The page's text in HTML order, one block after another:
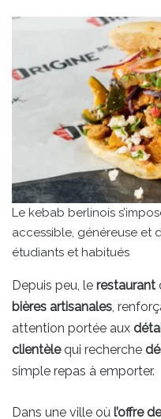
Le kebab berlinois
accessible, généreuse et
étudiants et habitués
Depuis peu, le restaurant
bières artisanales,
attention portée aux
clientèlequi recherche
simple repas à emporter.
Dans une ville où l’offre